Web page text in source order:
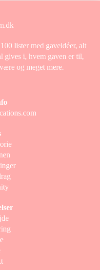
lister med gaveidéer, alt
gives i, hvem gaven er til,
og meget mere.